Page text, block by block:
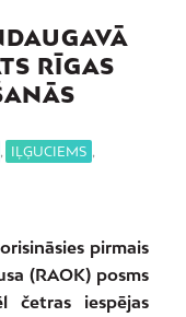
RĪGAS
, IĻĢUCIEMS ,
pirmais
(RAOK) posms
četras iespējas